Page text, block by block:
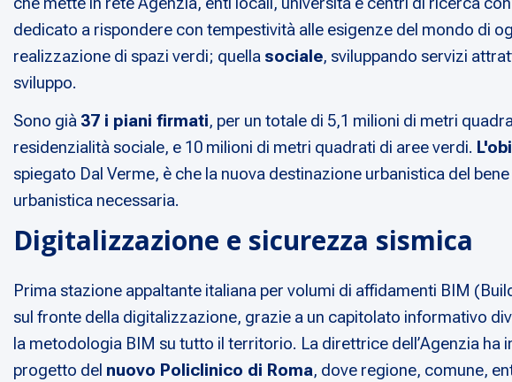
dedicato a rispondere con tempestività alle esigenze del mondo di
realizzazione di spazi verdi; quella sociale, sviluppando servizi
sviluppo.
Sono già 37 i piani firmati, per un totale di 5,1 milioni di metri
residenzialità sociale, e 10 milioni di metri quadrati di aree verdi.
spiegato Dal Verme, è che la nuova destinazione urbanistica del
urbanistica necessaria.
Digitalizzazione e sicurezza sismica
Prima stazione appaltante italiana per volumi di affidamenti BIM
sul fronte della digitalizzazione, grazie a un capitolato informativo
la metodologia BIM su tutto il territorio. La direttrice dell’Agenzia
progetto del nuovo Policlinico di Roma, dove regione, comune,